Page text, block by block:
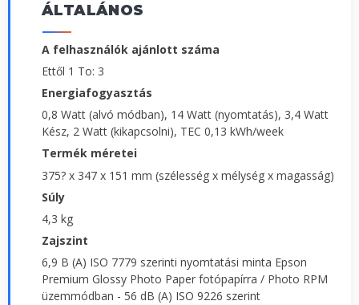
ÁLTALÁNOS
A felhasználók ajánlott száma
Ettől 1 To: 3
Energiafogyasztás
0,8 Watt (alvó módban), 14 Watt (nyomtatás), 3,4 Watt
Kész, 2 Watt (kikapcsolni), TEC 0,13 kWh/week
Termék méretei
375? x 347 x 151 mm (szélesség x mélység x magasság)
Súly
4,3 kg
Zajszint
6,9 B (A) ISO 7779 szerinti nyomtatási minta Epson
Premium Glossy Photo Paper fotópapírra / Photo RPM
üzemmódban - 56 dB (A) ISO 9226 szerint